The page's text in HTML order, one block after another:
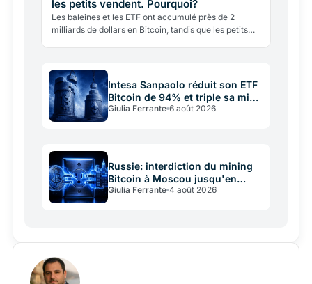
les petits vendent. Pourquoi?
Les baleines et les ETF ont accumulé près de 2
milliards de dollars en Bitcoin, tandis que les petits
Intesa Sanpaolo réduit son ETF
Bitcoin de 94% et triple sa mise
sur Ethereum
Giulia Ferrante 6 août 2026
Russie: interdiction du mining
Bitcoin à Moscou jusqu'en
2032
Giulia Ferrante 4 août 2026